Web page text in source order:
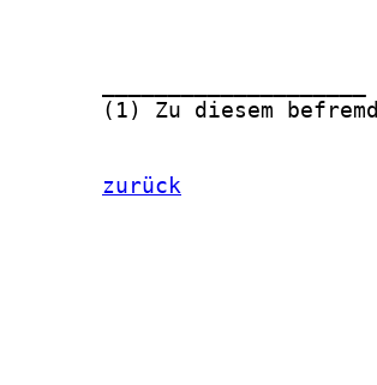
zurück